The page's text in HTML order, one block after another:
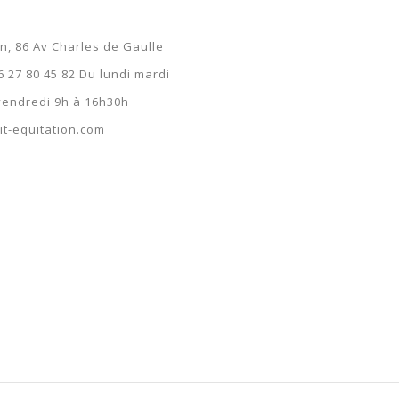
86 Av Charles de Gaulle
27 80 45 82 Du lundi mardi
9h à 16h30h
equitation.com